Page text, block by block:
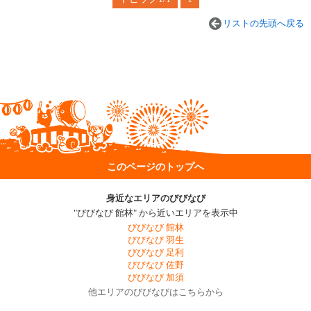
リストの先頭へ戻る
このページのトップへ
身近なエリアのびびなび
"びびなび 館林" から近いエリアを表示中
びびなび 館林
びびなび 羽生
びびなび 足利
びびなび 佐野
びびなび 加須
他エリアのびびなびはこちらから